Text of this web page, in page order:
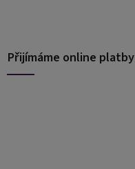
Přijímáme online platby